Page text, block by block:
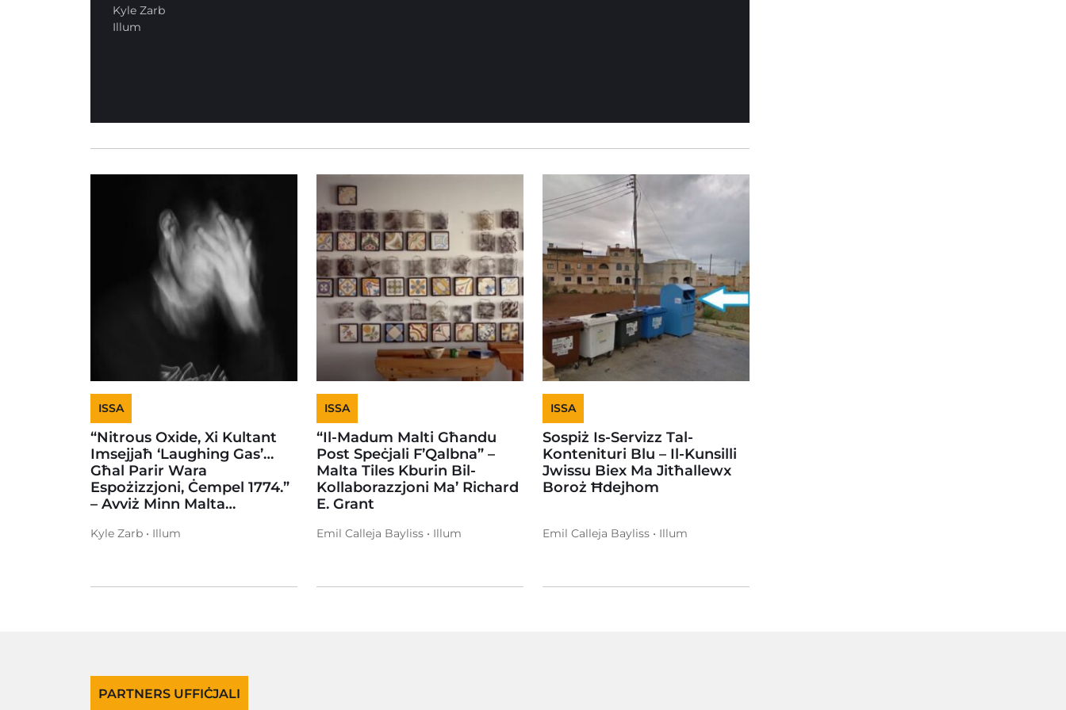
Kyle Zarb
Illum
ISSA
“Nitrous Oxide, Xi Kultant
Imsejjaħ ‘Laughing Gas’…
Għal Parir Wara
Espożizzjoni, Ċempel 1774.”
– Avviż Minn Malta…
Kyle Zarb • Illum
ISSA
“Il-Madum Malti Għandu
Post Speċjali F’Qalbna” –
Malta Tiles Kburin Bil-
Kollaborazzjoni Ma’ Richard
E. Grant
Emil Calleja Bayliss • Illum
ISSA
Sospiż Is-Servizz Tal-
Kontenituri Blu – Il-Kunsilli
Jwissu Biex Ma Jitħallewx
Boroż Ħdejhom
Emil Calleja Bayliss • Illum
PARTNERS UFFIĊJALI